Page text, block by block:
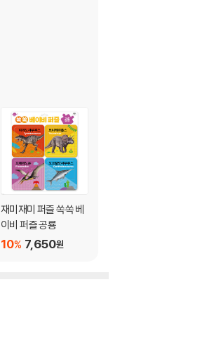
재미재미 퍼즐 쏙쏙 베
이비 퍼즐 공룡
7,650원
10%